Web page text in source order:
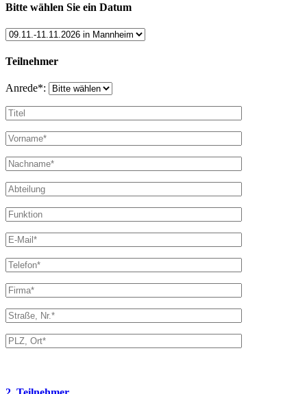
Bitte wählen Sie ein Datum
Teilnehmer
Anrede*: